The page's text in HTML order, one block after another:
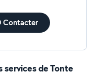
Contacter
services de Tonte